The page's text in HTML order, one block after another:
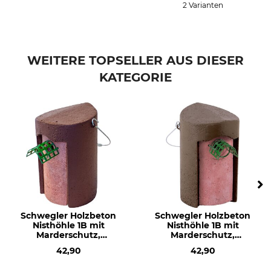
2 Varianten
WEITERE TOPSELLER AUS DIESER
KATEGORIE
Schwegler Holzbeton
Nisthöhle 1B mit
Marderschutz,
42,90
Schwegler Holzbeton
Nisthöhle 1B mit
Marderschutz,
42,90